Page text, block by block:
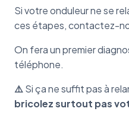
Si votre onduleur ne se
ces étapes, contactez-
On fera un premier
téléphone.
⚠️ Si ça ne suffit pas à
bricolez surtout pas